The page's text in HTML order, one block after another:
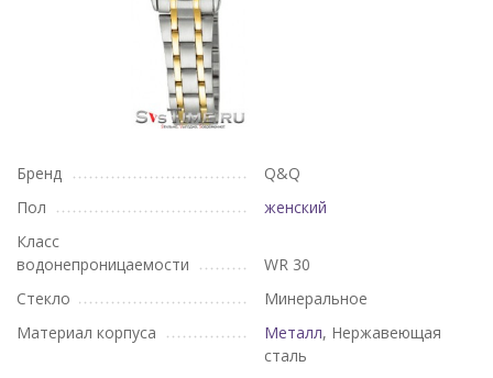
Бренд
Q&Q
Пол
женский
Класс
водонепроницаемости
WR 30
Стекло
Минеральное
Материал корпуса
Металл, Нержавеющая
сталь